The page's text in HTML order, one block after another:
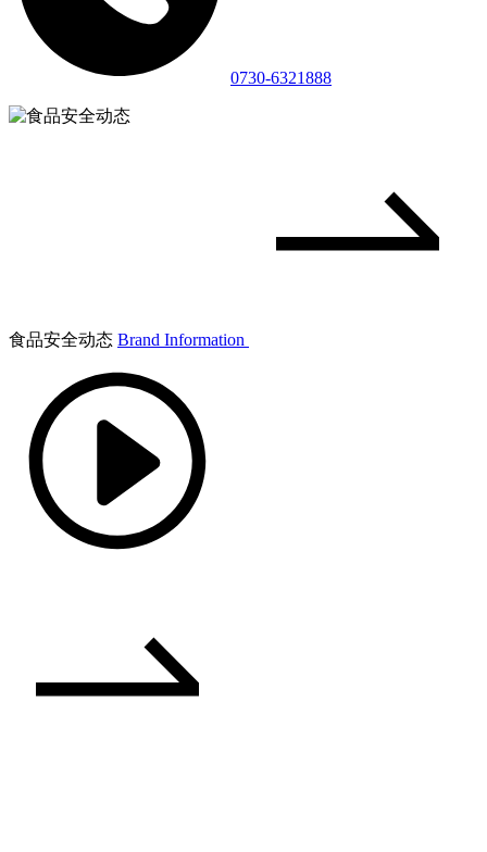
0730-6321888
食品安全动态 Brand Information